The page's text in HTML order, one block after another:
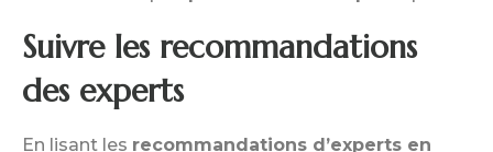
Suivre les recommandations
des experts
En lisant les recommandations d’experts en